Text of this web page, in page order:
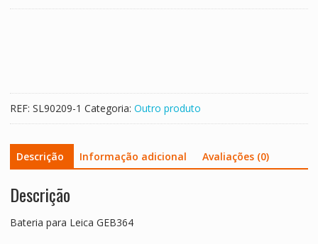
REF: SL90209-1 Categoria: Outro produto
Descrição Informação adicional Avaliações (0)
Descrição
Bateria para Leica GEB364